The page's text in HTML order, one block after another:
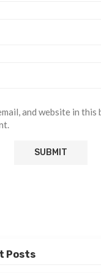
and website in
Posts